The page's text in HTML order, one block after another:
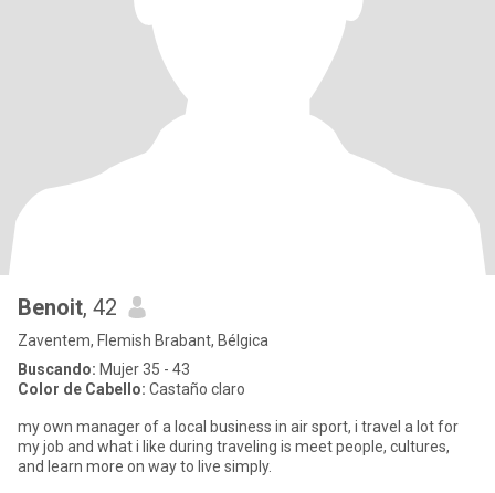
Benoit, 42
Zaventem, Flemish Brabant, Bélgica
Buscando: Mujer 35 - 43
Color de Cabello: Castaño claro
my own manager of a local business in air sport, i travel a lot for
my job and what i like during traveling is meet people, cultures,
and learn more on way to live simply.